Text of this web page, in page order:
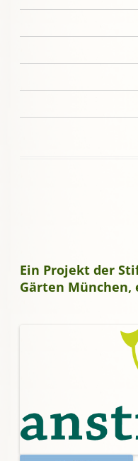
Ein Projekt der
Gärten München,